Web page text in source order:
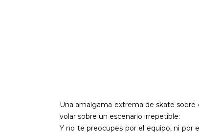
Una amalgama extrema de skate
volar sobre un escenario irrepetible:
Y no te preocupes por el equipo, ni por